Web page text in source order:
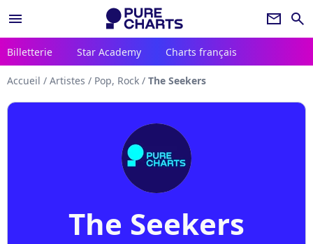
menu newsletter search
Billetterie Star Academy Charts français
Accueil / Artistes / Pop, Rock / The Seekers
The Seekers